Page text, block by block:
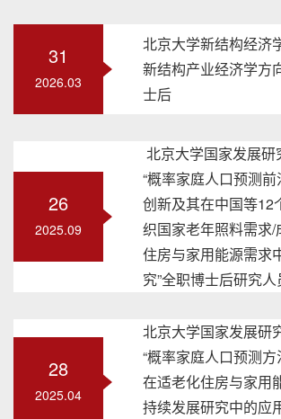
31
2026.03
北京大学新结构经济
新结构产业经济学方
士后
26
2025.09
北京大学国家发展研
“概率家庭人口预测
创新及其在中国等12
织国家老年照料需求
住房与家用能源需求
究”全职博士后研究
28
2025.04
北京大学国家发展研
“概率家庭人口预测
在适老化住房与家用
持续发展研究中的应